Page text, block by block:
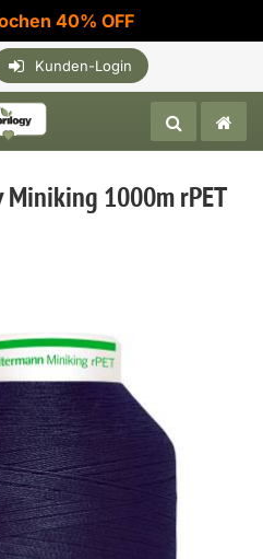
40% OFF
Kunden-Login
1000m rPET